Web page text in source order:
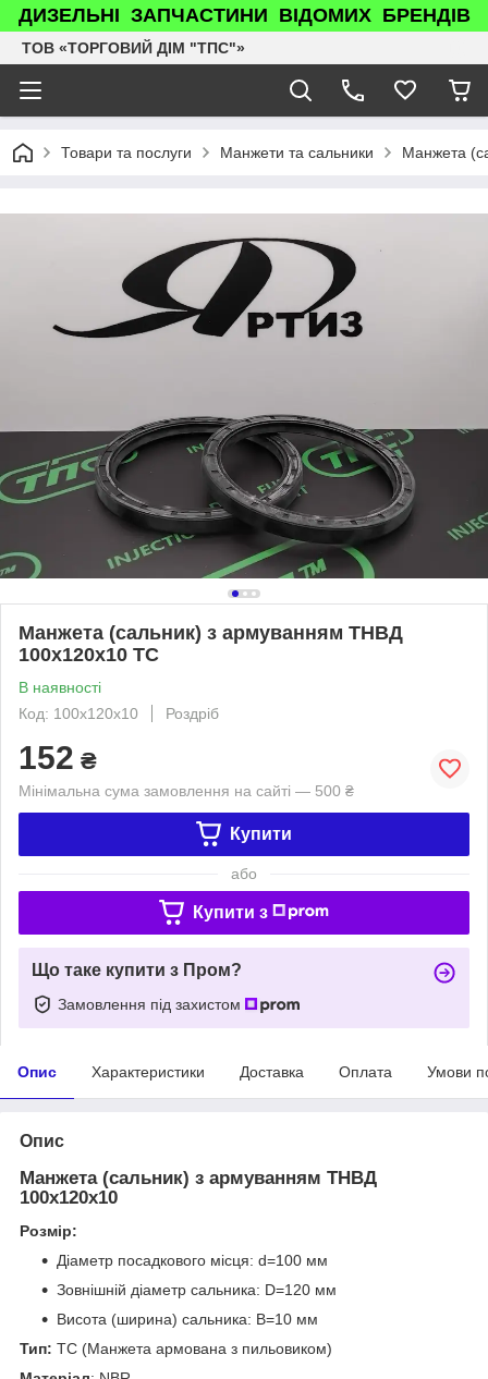
ДИЗЕЛЬНІ ЗАПЧАСТИНИ ВІДОМИХ БРЕНДІВ
ТОВ «ТОРГОВИЙ ДІМ "ТПС"»
Товари та послуги Манжети та сальники Манжета
Манжета (сальник) з армуванням ТНВД
100х120х10 TC
В наявності
Код: 100х120х10
Роздріб
152 ₴
Мінімальна сума замовлення на сайті — 500 ₴
Купити
або
Купити з
Що таке купити з Пром?
Замовлення під захистом
Опис Характеристики Доставка Оплата Умови
Опис
Манжета (сальник) з армуванням ТНВД
100х120х10
Розмір:
Діаметр посадкового місця: d=100 мм
Зовнішній діаметр сальника: D=120 мм
Висота (ширина) сальника: B=10 мм
Тип: TC (Манжета армована з пильовиком)